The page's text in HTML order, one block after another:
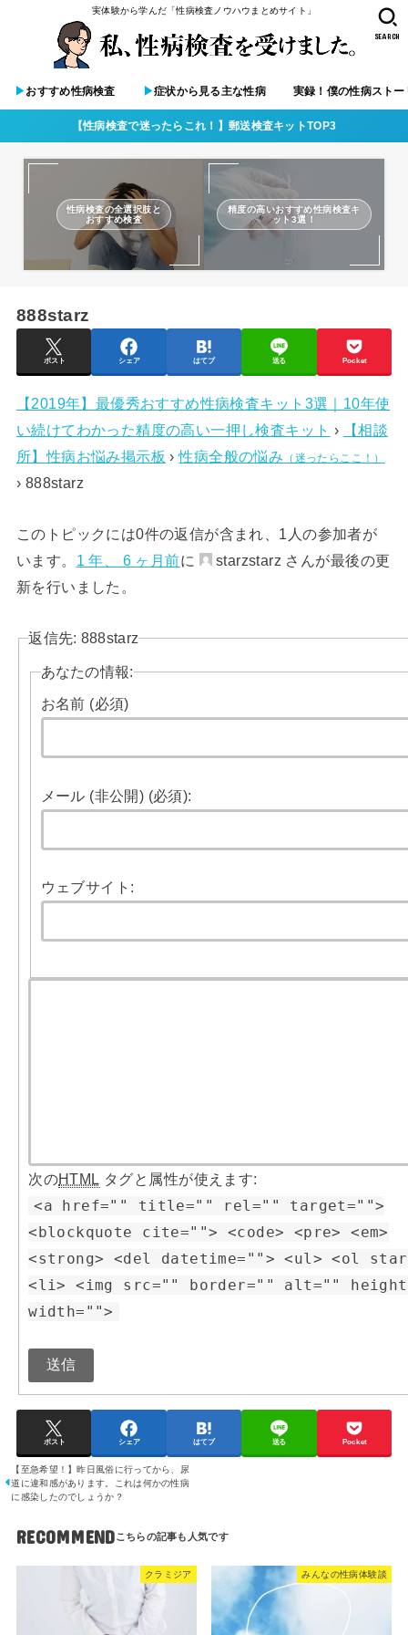
実体験から学んだ「性病検査ノウハウまとめサイト」
▶︎おすすめ性病検査 ▶︎症状から見る主な性病 実録！僕の性病ストー
SEARCH
【性病検査で迷ったらこれ！】郵送検査キットTOP3
性病検査の全選択肢と
おすすめ検査
精度の高いおすすめ性病検査キ
ット3選！
888starz
ポスト シェア はてブ 送る Pocket
【2019年】最優秀おすすめ性病検査キット3選｜10年使
い続けてわかった精度の高い一押し検査キット ›
【相談
所】性病お悩み掲示板 › 性病全般の悩み （迷ったらここ！）
› 888starz
このトピックには0件の返信が含まれ、1人の参加者が
います。 1 年、 6 ヶ月前に
starzstarz さんが最後の更
新を行いました。
返信先: 888starz
あなたの情報:
お名前 (必須)
メール (非公開) (必須):
ウェブサイト:
次のHTML タグと属性が使えます:
<a href="" title="" rel="" target="">
<blockquote cite=""> <code> <pre> <em>
<strong> <del datetime=""> <ul> <ol
<li> <img src="" border="" alt=""
width="">
送信
ポスト シェア はてブ 送る Pocket
【至急希望！】昨日風俗に行ってから、尿
道に違和感があります。これは何かの性病
に感染したのでしょうか？
RECOMMEND
クラミジア みんなの性病体験談